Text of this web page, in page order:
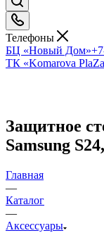
Телефоны
БЦ «Новый Дом»
ТК «Komarova
Защитное
Samsung
Главная
—
Каталог
—
Аксессуары